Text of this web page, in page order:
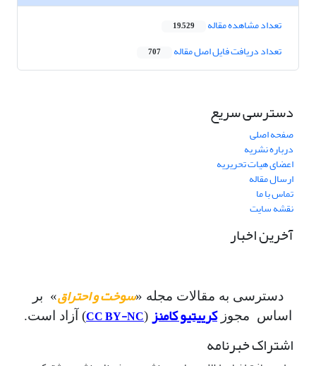
تعداد مشاهده مقاله 19,529
تعداد دریافت فایل اصل مقاله 707
دسترسی سریع
صفحه اصلی
درباره نشریه
اعضای هیات تحریریه
ارسال مقاله
تماس با ما
نقشه سایت
آخرین اخبار
دسترسی به مقالات مجله «سوخت و احتراق» بر
اساس مجوزکرییتیو کامنز (
CC BY-NC) آزاد است.
اشتراک خبرنامه